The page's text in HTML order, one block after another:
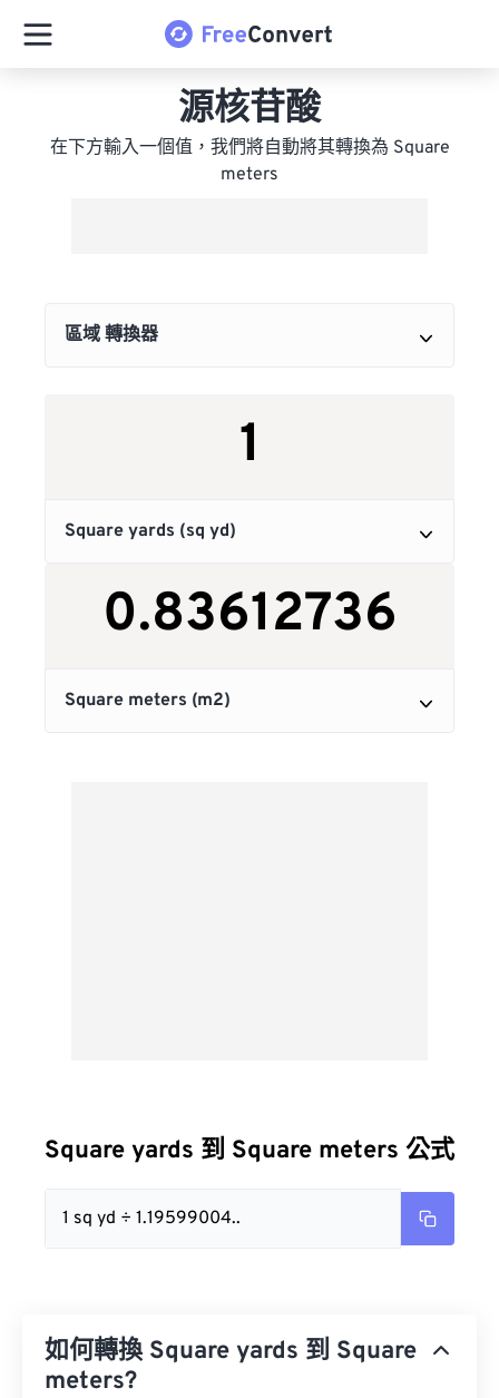
源核苷酸
在下方輸入一個值，我們將自動將其轉換為 Square
meters
Square yards 到 Square meters 公式
1 sq yd ÷ 1.19599004..
如何轉換 Square yards 到 Square
meters?